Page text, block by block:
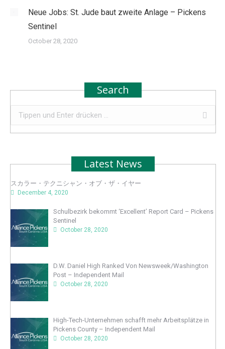
Neue Jobs: St. Jude baut zweite Anlage – Pickens
Sentinel
October 28, 2020
Search
Search:
Latest News
スカラー・テクニシャン・オブ・ザ・イヤー
December 4, 2020
Schulbezirk bekommt ‘Excellent’ Report Card – Pickens
Sentinel
October 28, 2020
D.W. Daniel High Ranked Von Newsweek/Washington
Post – Independent Mail
October 28, 2020
High-Tech-Unternehmen schafft mehr Arbeitsplätze in
Pickens County – Independent Mail
October 28, 2020